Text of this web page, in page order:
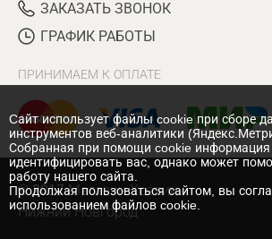
ЗАКАЗАТЬ ЗВОНОК
ГРАФИК РАБОТЫ
ПРИНИМАЕМ К ОПЛАТЕ
© 2017 Магазин Хозяин
Нижний Новгород
Cайт использует файлы cookie при сборе
инструментов веб-аналитики
Собранная при помощи cookie
идентифицировать вас, однако может
работу нашего сайта.
Продолжая пользоваться сайтом, вы
использованием файлов cookie.